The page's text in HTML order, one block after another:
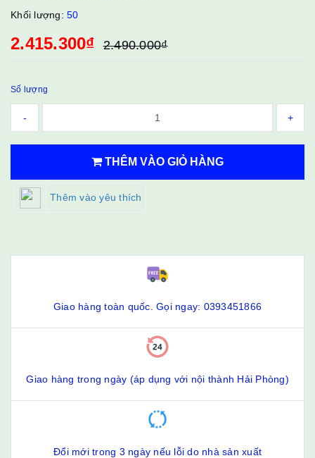
Khối lượng: 50
2.415.300₫ 2.490.000₫
Số lượng
- +
THÊM VÀO GIỎ HÀNG
Thêm vào yêu thích
Giao hàng toàn quốc. Gọi ngay: 0393451866
Giao hàng trong ngày (áp dụng với nội thành Hải Phòng)
Đổi mới trong 3 ngày nếu lỗi do nhà sản xuất